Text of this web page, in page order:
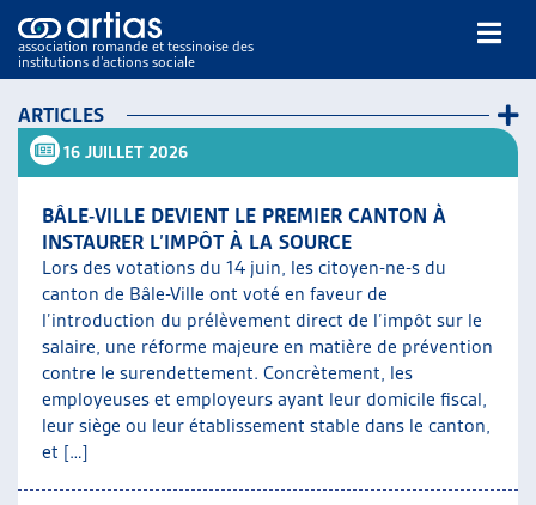
association romande et tessinoise des
institutions d’actions sociale
NOS PUBLICATIONS
ARTICLES
DOSSIERS DU MOIS
VEILLE
RESSOURCES
THÉMATIQUES
GUIDE SOCIAL ROMAND
ARTICLES
16 JUILLET 2026
BÂLE-VILLE DEVIENT LE PREMIER CANTON À
INSTAURER L’IMPÔT À LA SOURCE
Lors des votations du 14 juin, les citoyen-ne-s du
canton de Bâle-Ville ont voté en faveur de
l’introduction du prélèvement direct de l’impôt sur le
salaire, une réforme majeure en matière de prévention
contre le surendettement. Concrètement, les
employeuses et employeurs ayant leur domicile fiscal,
leur siège ou leur établissement stable dans le canton,
et […]